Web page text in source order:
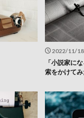
2022/11/18
「小説家に
索をかけてみ